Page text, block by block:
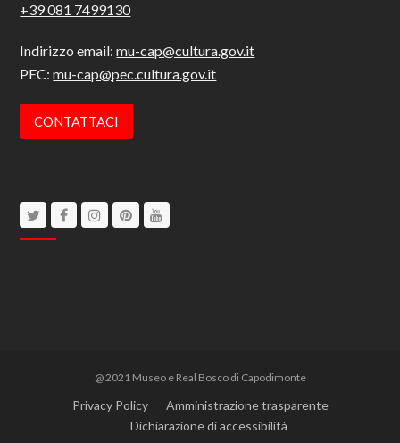
+39 081 7499130
Indirizzo email:mu-cap@cultura.gov.it
PEC:mu-cap@pec.cultura.gov.it
CONTATTACI
TwitterFacebookInstagram
Pinterest
@ 2021 Museo e Real Bosco di Capodimonte
Privacy Policy
Amministrazione trasparente
Dichiarazione di accessibilità